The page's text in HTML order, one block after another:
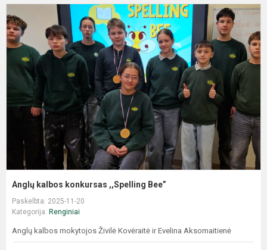
Anglų kalbos konkursas ,,Spelling Bee”
Paskelbta: 2025-11-20
Kategorija: Renginiai
Anglų kalbos mokytojos Živilė Kovėraitė ir Evelina Aksomaitienė